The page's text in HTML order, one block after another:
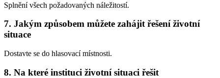
Splnění všech požadovaných náležitostí.
7. Jakým způsobem můžete zahájit řešení životní
situace
Dostavte se do hlasovací místnosti.
8. Na které instituci životní situaci řešit